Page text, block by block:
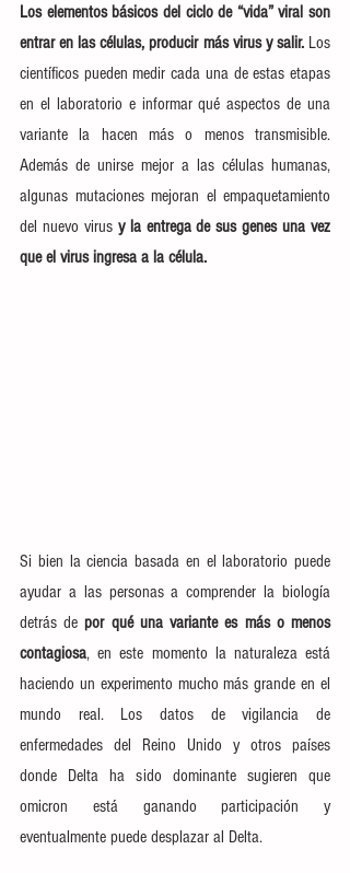
Los elementos básicos del ciclo de “vida” viral son
entrar en las células, producir más virus y salir. Los
científicos pueden medir cada una de estas etapas
en el laboratorio e informar qué aspectos de una
variante la hacen más o menos transmisible.
Además de unirse mejor a las células humanas,
algunas mutaciones mejoran el empaquetamiento
del nuevo virus y la entrega de sus genes una vez
que el virus ingresa a la célula.
Si bien la ciencia basada en el laboratorio puede
ayudar a las personas a comprender la biología
detrás de por qué una variante es más o menos
contagiosa, en este momento la naturaleza está
haciendo un experimento mucho más grande en el
mundo real. Los datos de vigilancia de
enfermedades del Reino Unido y otros países
donde Delta ha sido dominante sugieren que
omicron está ganando participación y
eventualmente puede desplazar al Delta.